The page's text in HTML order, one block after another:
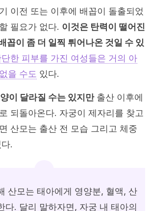
이전 또는 이후에 배꼽이 돌출되었
필요가 없다. 이것은 탄력이 떨어진
꼽이 좀 더 일찍 튀어나온 것일 수 있
한 피부를 가진 여성들은 거의 아
을 수도 있다.
이 달라질 수는 있지만출산 이후에
되돌아온다. 자궁이 제자리를 찾고
산모는 출산 전 모습 그리고 체중
.
산모는 태아에게 영양분, 혈액, 산
다. 달리 말하자면, 자궁 내 태아의